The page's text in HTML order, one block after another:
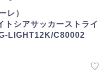
レ）
トシアサッカーストライ
LIGHT12K/C80002